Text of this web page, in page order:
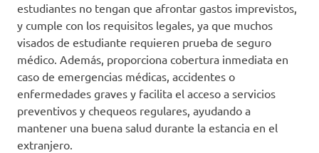
estudiantes no tengan que afrontar gastos imprevistos,
y cumple con los requisitos legales, ya que muchos
visados de estudiante requieren prueba de seguro
médico. Además, proporciona cobertura inmediata en
caso de emergencias médicas, accidentes o
enfermedades graves y facilita el acceso a servicios
preventivos y chequeos regulares, ayudando a
mantener una buena salud durante la estancia en el
extranjero.